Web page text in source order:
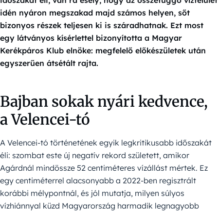
idén nyáron megszakad majd számos helyen, sőt
bizonyos részek teljesen ki is száradhatnak. Ezt most
egy látványos kísérlettel bizonyította a Magyar
Kerékpáros Klub elnöke: megfelelő előkészületek után
egyszerűen átsétált rajta.
Bajban sokak nyári kedvence,
a Velencei-tó
A Velencei-tó történetének egyik legkritikusabb időszakát
éli: szombat este új negatív rekord született, amikor
Agárdnál mindössze 52 centiméteres vízállást mértek. Ez
egy centiméterrel alacsonyabb a 2022-ben regisztrált
korábbi mélypontnál, és jól mutatja, milyen súlyos
vízhiánnyal küzd Magyarország harmadik legnagyobb